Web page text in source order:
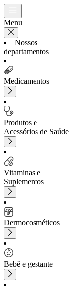
Menu
Nossos
departamentos
Medicamentos
Produtos e
Acessórios de Saúde
Vitaminas e
Suplementos
Dermocosméticos
Bebê e gestante